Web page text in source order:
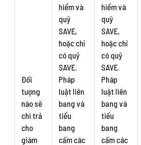
Đối
tượng
nào sẽ
chi trả
cho
giám
hiểm và
quỹ
SAVE,
hoặc chỉ
có quỹ
SAVE.
Pháp
luật liên
bang và
tiểu
bang
cấm các
hiểm và
quỹ
SAVE,
hoặc chỉ
có quỹ
SAVE.
Pháp
luật liên
bang và
tiểu
bang
cấm các